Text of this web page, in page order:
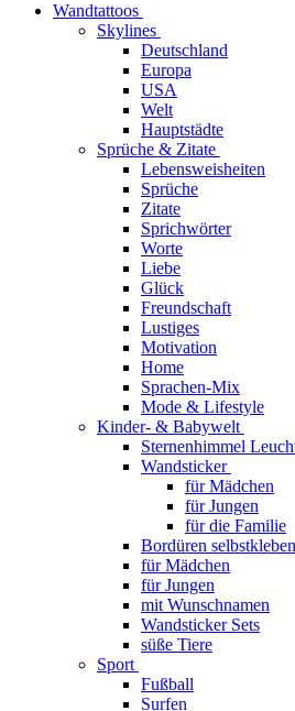
Wandtattoos
Skylines
Deutschland
Europa
USA
Welt
Hauptstädte
Sprüche & Zitate
Lebensweisheiten
Sprüche
Zitate
Sprichwörter
Worte
Liebe
Glück
Freundschaft
Lustiges
Motivation
Home
Sprachen-Mix
Mode & Lifestyle
Kinder- & Babywelt
Sternenhimmel
Wandsticker
für Mädchen
für Jungen
für die Familie
Bordüren
für Mädchen
für Jungen
mit Wunschnamen
Wandsticker Sets
süße Tiere
Sport
Fußball
Surfen